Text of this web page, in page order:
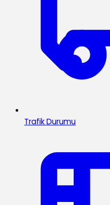
Trafik Durumu